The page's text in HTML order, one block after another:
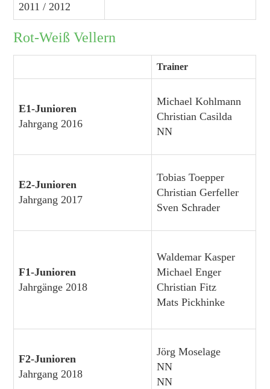
2011 / 2012
Rot-Weiß Vellern
Trainer
E1-Junioren
Jahrgang 2016
Michael Kohlmann
Christian Casilda
NN
E2-Junioren
Jahrgang 2017
Tobias Toepper
Christian Gerfeller
Sven Schrader
F1-Junioren
Jahrgänge 2018
Waldemar Kasper
Michael Enger
Christian Fitz
Mats Pickhinke
F2-Junioren
Jahrgang 2018
Jörg Moselage
NN
NN